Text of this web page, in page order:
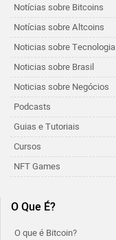
Notícias sobre Bitcoins
Notícias sobre Altcoins
Noticias sobre Tecnologia
Noticias sobre Brasil
Noticias sobre Negócios
Podcasts
Guias e Tutoriais
Cursos
NFT Games
O Que É?
O que é Bitcoin?